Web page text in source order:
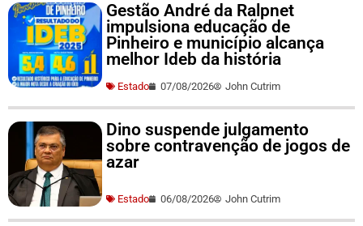
Gestão André da Ralpnet
impulsiona educação de
Pinheiro e município alcança
melhor Ideb da história
Estado 07/08/2026 John Cutrim
Dino suspende julgamento
sobre contravenção de jogos de
azar
Estado 06/08/2026 John Cutrim